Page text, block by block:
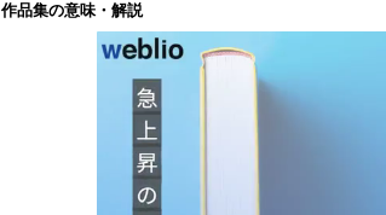
作品集の意味・解説